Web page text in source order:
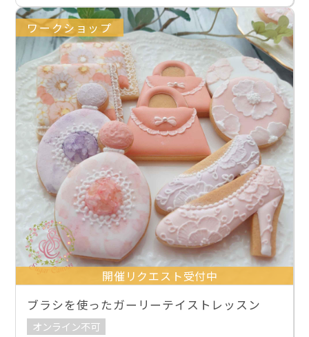
ワークショップ
開催リクエスト受付中
ブラシを使ったガーリーテイストレッスン
オンライン不可